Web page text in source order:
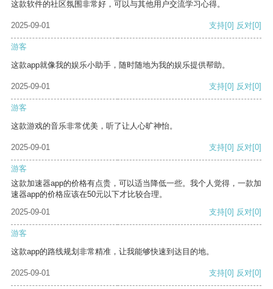
这款软件的社区氛围非常好，可以与其他用户交流学习心得。
2025-09-01 支持[0] 反对[0]
游客
这款app就像我的娱乐小助手，随时随地为我的娱乐提供帮助。
2025-09-01 支持[0] 反对[0]
游客
这款游戏的音乐非常优美，听了让人心旷神怡。
2025-09-01 支持[0] 反对[0]
游客
这款加速器app的价格有点贵，可以适当降低一些。我个人觉得，一款加
速器app的价格应该在50元以下才比较合理。
2025-09-01
支持[0] 反对[0]
游客
这款app的路线规划非常精准，让我能够快速到达目的地。
2025-09-01 支持[0] 反对[0]